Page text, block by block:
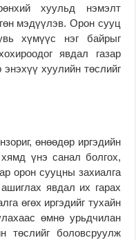
хуульд нэмэлт
мэдүүлэв. Орон сууц
хүмүүс нэг байрыг
явдал газар
энэхүү хуулийн төслийг
өнөөдөр иргэдийн
хямд үнэ санал болгох,
орон сууцны захиалга
явдал их гарах
өгөх иргэдийг тухайн
өмнө урьдчилан
төслийг боловсруулж